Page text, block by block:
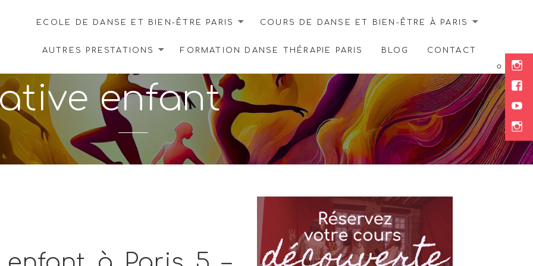
ECOLE DE DANSE ET BIEN-ÊTRE PARIS COURS DE DANSE ET BIEN-ÊTRE À PARIS
AUTRES PRESTATIONS FORMATION DANSE THÉRAPIE PARIS BLOG CONTACT
enfant